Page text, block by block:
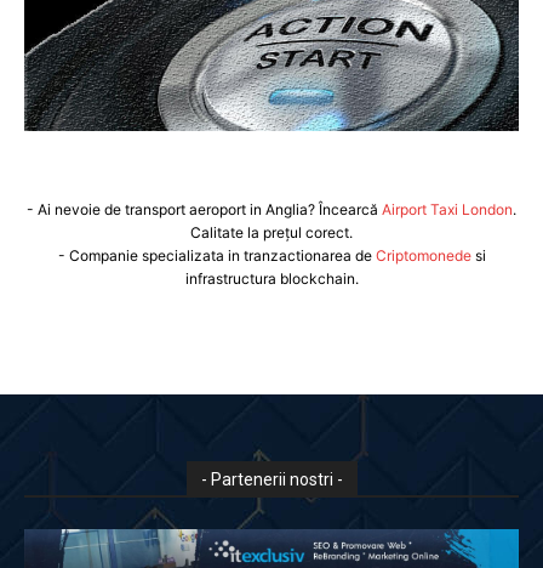
- Ai nevoie de transport aeroport in Anglia? Încearcă Airport Taxi London.
Calitate la prețul corect.
- Companie specializata in tranzactionarea de Criptomonedesi
infrastructura blockchain.
- Partenerii nostri -